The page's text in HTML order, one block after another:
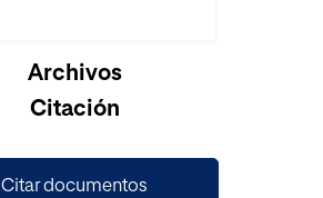
Archivos
Citación
Citar documentos